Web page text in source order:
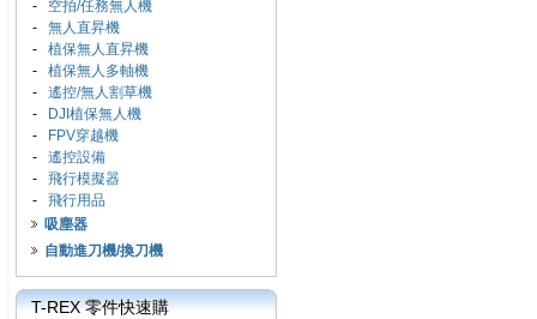
- 空拍/任務無人機
- 無人直昇機
- 植保無人直昇機
- 植保無人多軸機
- 遙控/無人割草機
-
DJI植保無人機
-
FPV穿越機
- 遙控設備
- 飛行模擬器
- 飛行用品
吸塵器
自動進刀機/換刀機
T-REX 零件快速購